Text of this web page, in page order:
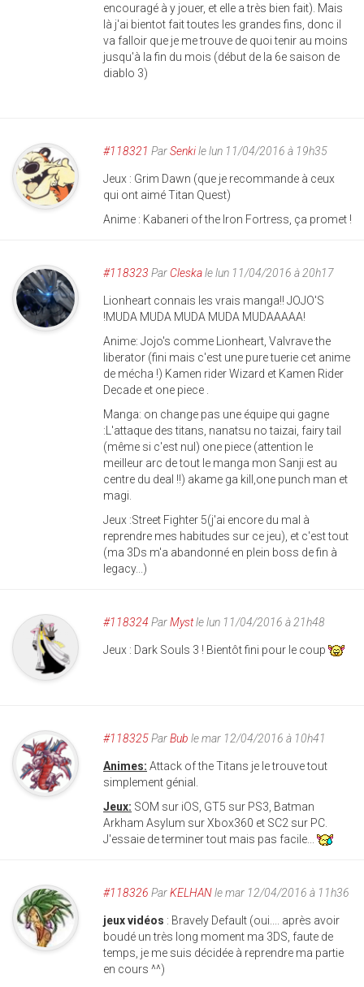
encouragé à y jouer, et elle a très bien fait). Mais
là j'ai bientot fait toutes les grandes fins, donc il
va falloir que je me trouve de quoi tenir au moins
jusqu'à la fin du mois (début de la 6e saison de
diablo 3)
#118321 ParSenkile lun 11/04/2016 à 19h35
Jeux : Grim Dawn (que je recommande à ceux
qui ont aimé Titan Quest)
Anime : Kabaneri of the Iron Fortress, ça promet !
#118323 Par Cleskale lun 11/04/2016 à 20h17
Lionheart connais les vrais manga!! JOJO'S
!MUDA MUDA MUDA MUDA MUDAAAAA!
Anime: Jojo's comme Lionheart, Valvrave the
liberator (fini mais c'est une pure tuerie cet anime
de mécha !) Kamen rider Wizard et Kamen Rider
Decade et one piece .
Manga: on change pas une équipe qui gagne
:L'attaque des titans, nanatsu no taizai, fairy tail
(même si c'est nul) one piece (attention le
meilleur arc de tout le manga mon Sanji est au
centre du deal !!) akame ga kill,one punch man et
magi.
Jeux :Street Fighter 5(j'ai encore du mal à
reprendre mes habitudes sur ce jeu), et c'est tout
(ma 3Ds m'a abandonné en plein boss de fin à
legacy...)
#118324 ParMystle lun 11/04/2016 à 21h48
Jeux : Dark Souls 3 ! Bientôt fini pour le coup
#118325ParBub le mar 12/04/2016 à 10h41
Animes: Attack of the Titans je le trouve tout
simplement génial.
Jeux: SOM sur iOS, GT5 sur PS3, Batman
Arkham Asylum sur Xbox360 et SC2 sur PC.
J'essaie de terminer tout mais pas facile...
#118326 ParKELHANle mar 12/04/2016 à 11h36
jeux vidéos : Bravely Default (oui.... après avoir
boudé un très long moment ma 3DS, faute de
temps, je me suis décidée à reprendre ma partie
en cours ^^)